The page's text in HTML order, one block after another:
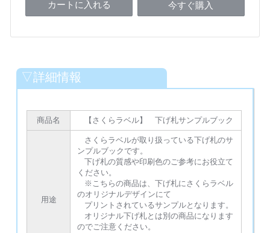
カートに入れる 今すぐ購入
▽詳細情報
商品名 【さくらラベル】 下げ札サンプルブック
用途
さくらラベルが取り扱っている下げ札のサ
ンプルブックです。
下げ札の質感や印刷色のご参考にお役立て
ください。
※こちらの商品は、下げ札にさくらラベル
のオリジナルデザインにて
プリントされているサンプルとなります。
オリジナル下げ札とは別の商品になります
のでご注意ください。